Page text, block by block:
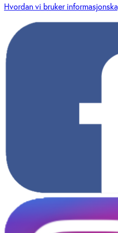
Hvordan vi bruker